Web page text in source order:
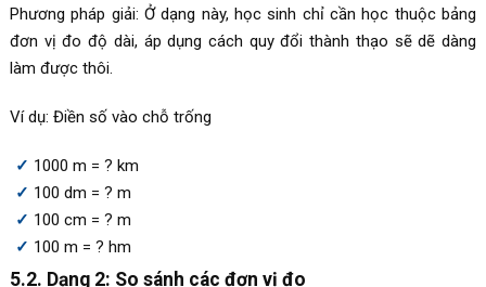
Phương pháp giải: Ở dạng này, học sinh chỉ cần học thuộc bảng
đơn vị đo độ dài, áp dụng cách quy đổi thành thạo sẽ dẽ dàng
làm được thôi.
Ví dụ: Điền số vào chỗ trống
1000 m = ? km
100 dm = ? m
100 cm = ? m
100 m = ? hm
5.2. Dạng 2: So sánh các đơn vị đo